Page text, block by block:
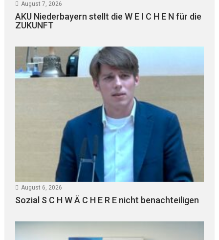
August 7, 2026
AKU Niederbayern stellt die W E I C H E N für die
ZUKUNFT
August 6, 2026
Sozial S C H W Ä C H E R E nicht benachteiligen